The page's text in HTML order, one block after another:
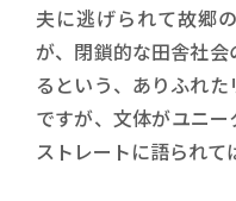
夫に逃げられて故郷
が、閉鎖的な田舎社
るという、ありふれ
ですが、文体がユニ
ストレートに語られて